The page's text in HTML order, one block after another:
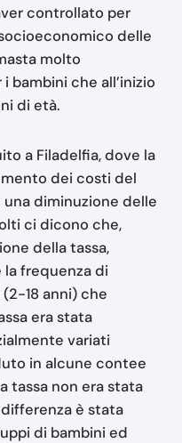
controllato per
delle
molto
che all’inizio
di età.
a Filadelfia, dove la
dei costi del
diminuzione delle
ci dicono che,
della tassa,
la frequenza di
18 anni) che
era stata
variati
in alcune contee
tassa non era stata
è stata
di bambini ed